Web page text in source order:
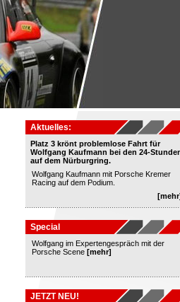
Aktuelles:
Platz 3 krönt problemlose Fahrt für
Wolfgang Kaufmann bei den 24-
auf dem Nürburgring.
Wolfgang Kaufmann mit Porsche Kremer
Racing auf dem Podium.
Special
Wolfgang im Expertengespräch mit der
Porsche Scene [mehr]
JETZT NEU!